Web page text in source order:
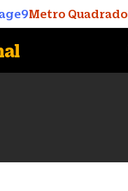
Metro Quadrado